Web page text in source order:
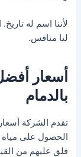
لأننا اسم له
لنا منافس.
أسعار
بالدمام
تقدم الشركة
الحصول على مياه
قلق عليهم من